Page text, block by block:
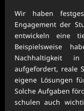
Wir haben
Engagement der
entwickeln eine
Beispielsweise
Nachhaltigkeit
aufgefordert, reale
eigene Lösungen
Solche Aufgaben
schulen auch